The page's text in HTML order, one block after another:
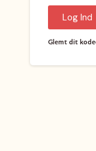
Log Ind
Glemt dit